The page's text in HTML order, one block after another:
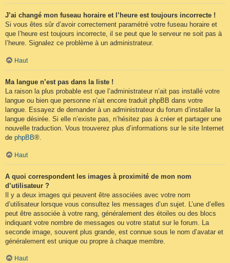
J’ai changé mon fuseau horaire et l’heure est toujours incorrecte !
Si vous êtes sûr d’avoir correctement paramétré votre fuseau horaire et
que l’heure est toujours incorrecte, il se peut que le serveur ne soit pas à
l’heure. Signalez ce problème à un administrateur.
Haut
Ma langue n’est pas dans la liste !
La raison la plus probable est que l’administrateur n’ait pas installé votre
langue ou bien que personne n’ait encore traduit phpBB dans votre
langue. Essayez de demander à un administrateur du forum d’installer la
langue désirée. Si elle n’existe pas, n’hésitez pas à créer et partager une
nouvelle traduction. Vous trouverez plus d’informations sur le site Internet
de phpBB®.
Haut
A quoi correspondent les images à proximité de mon nom
d’utilisateur ?
Il y a deux images qui peuvent être associées avec votre nom
d’utilisateur lorsque vous consultez les messages d’un sujet. L’une d’elles
peut être associée à votre rang, généralement des étoiles ou des blocs
indiquant votre nombre de messages ou votre statut sur le forum. La
seconde image, souvent plus grande, est connue sous le nom d’avatar et
généralement est unique ou propre à chaque membre.
Haut